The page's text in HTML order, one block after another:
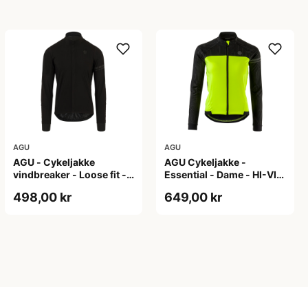
AGU
AGU - Cykeljakke
vindbreaker - Loose fit -
498,00 kr
AGU
AGU Cykeljakke -
Essential - Dame - HI-VIS
649,00 kr